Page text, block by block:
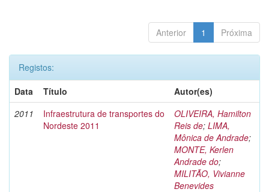
Anterior 1 Próxima
Registos:
Data
Título
Autor(es)
2011
Infraestrutura de transportes do
Nordeste 2011
OLIVEIRA, Hamilton
Reis de; LIMA,
Mônica de Andrade;
MONTE, Kerlen
Andrade do;
MILITÃO, Vivianne
Benevides